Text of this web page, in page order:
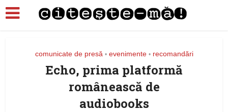
comunicate de presă • evenimente • recomandări
Echo, prima platformă
românească de
audiobooks